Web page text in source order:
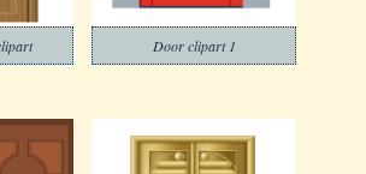
Door clipart 1